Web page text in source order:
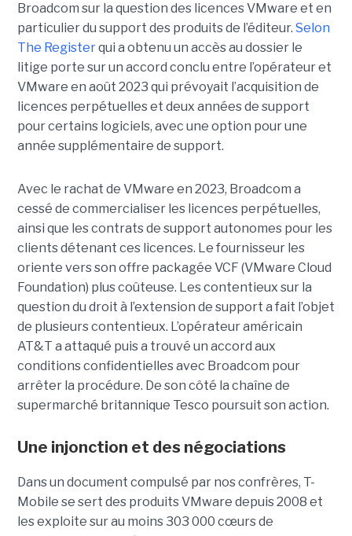
Broadcom sur la question des licences VMware et en
particulier du support des produits de l’éditeur. Selon
The Registerqui a obtenu un accès au dossier le
litige porte sur un accord conclu entre l’opérateur et
VMware en août 2023 qui prévoyait l’acquisition de
licences perpétuelles et deux années de support
pour certains logiciels, avec une option pour une
année supplémentaire de support.
Avec le rachat de VMware en 2023, Broadcom a
cessé de commercialiser les licences perpétuelles,
ainsi que les contrats de support autonomes pour les
clients détenant ces licences. Le fournisseur les
oriente vers son offre packagée VCF (VMware Cloud
Foundation) plus coûteuse. Les contentieux sur la
question du droit à l’extension de support a fait l’objet
de plusieurs contentieux. L’opérateur américain
AT&T a attaqué puis a trouvé un accord aux
conditions confidentielles avec Broadcom pour
arrêter la procédure. De son côté la chaîne de
supermarché britannique Tesco poursuit son action.
Une injonction et des négociations
Dans un document compulsé par nos confrères, T-
Mobile se sert des produits VMware depuis 2008 et
les exploite sur au moins 303 000 cœurs de